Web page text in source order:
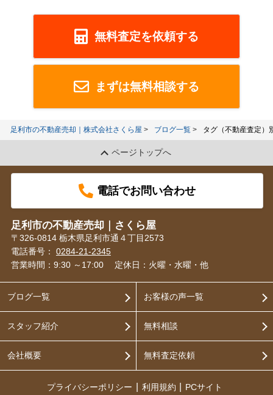
無料査定を依頼する
まずは無料相談する
足利市の不動産売却｜株式会社さくら屋 ブログ一覧 タグ（不動産査定）
ページトップへ
電話でお問い合わせ
足利市の不動産売却｜さくら屋
〒326-0814 栃木県足利市通４丁目2573
電話番号： 0284-21-2345
営業時間：9:30 ～17:00
定休日：火曜・水曜・他
ブログ一覧
スタッフ紹介
会社概要
お客様の声一覧
無料相談
無料査定依頼
プライバシーポリシー 利用規約 PCサイト